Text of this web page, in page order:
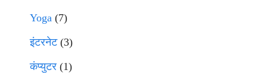
Yoga (7)
इंटरनेट(3)
कंप्युटर (1)